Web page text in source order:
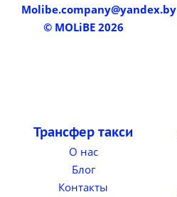
Molibe.company@yandex.by
© MOLiBE 2026
Трансфер такси
О нас
Блог
Контакты